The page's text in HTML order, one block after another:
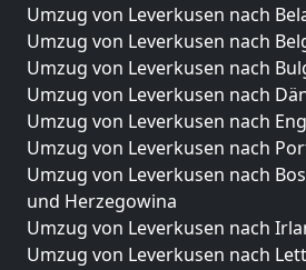
Umzug von Leverkusen nach
Umzug von Leverkusen nach
Umzug von Leverkusen nach
Umzug von Leverkusen nach
Umzug von Leverkusen nach
Umzug von Leverkusen nach
Umzug von Leverkusen nach
und Herzegowina
Umzug von Leverkusen nach
Umzug von Leverkusen nach